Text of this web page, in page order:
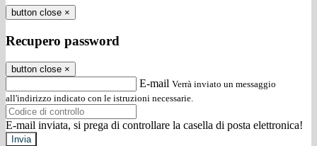
button close ×
Recupero password
button close ×
E-mail Verrà inviato un messaggio
all'indirizzo indicato con le istruzioni necessarie.
E-mail inviata, si prega di controllare la casella di posta elettronica!